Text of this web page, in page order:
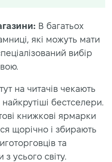
В багатьох
які можуть мати
вибір
тут на читачів чекають
бестселери.
книжкові ярмарки
щорічно і збирають
та
з усього світу.